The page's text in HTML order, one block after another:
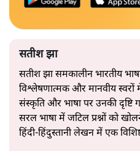
सतीश झा
सतीश झा समकालीन भारतीय
विश्लेषणात्मक और मानवीय स्वरों
संस्कृति और भाषा पर उनकी
सरल भाषा में जटिल प्रश्नों को
हिंदी‑हिंदुस्तानी लेखन में एक